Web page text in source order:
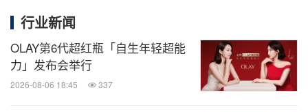
行业新闻
OLAY第6代超红瓶「自生年轻超能
力」发布会举行
2026-08-06 18:45 337